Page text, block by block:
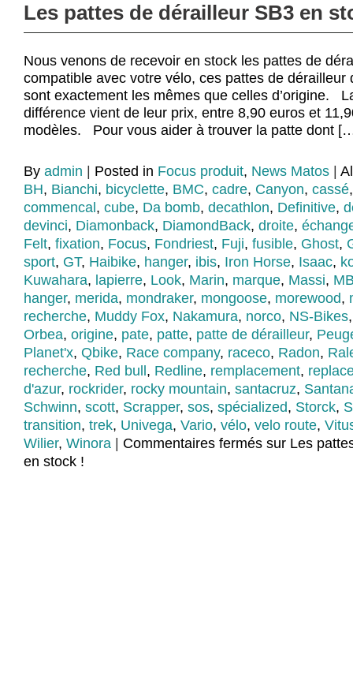
Les pattes de dérailleur SB3 en
Nous venons de recevoir en stock les pattes de
compatible avec votre vélo, ces pattes de dérailleur
sont exactement les mêmes que celles d’origine.
différence vient de leur prix, entre 8,90 euros et
modèles. Pour vous aider à trouver la patte dont
By admin Posted in Focus produit, News Matos
BH, Bianchi, bicyclette, BMC, cadre, Canyon, cassé
commencal , cube, Da bomb, decathlon, Definitive,
devinci, Diamonback, DiamondBack, droite,
Felt, fixation, Focus, Fondriest, Fuji, fusible, Ghost,
sport, GT, Haibike, hanger, ibis, Iron Horse, Isaac,
Kuwahara, lapierre, Look, Marin, marque, Massi,
hanger, merida, mondraker, mongoose, morewood,
recherche, Muddy Fox, Nakamura, norco, NS-Bikes
Orbea, origine, pate, patte, patte de dérailleur,
Planet'x, Qbike, Race company, raceco, Radon,
recherche, Red bull , Redline, remplacement,
d'azur, rockrider, rocky mountain, santacruz,
Schwinn, scott, Scrapper, sos, spécialized, Storck,
transition, trek, Univega, Vario, vélo, velo route,
Wilier, Winora Commentaires fermés sur Les
en stock !